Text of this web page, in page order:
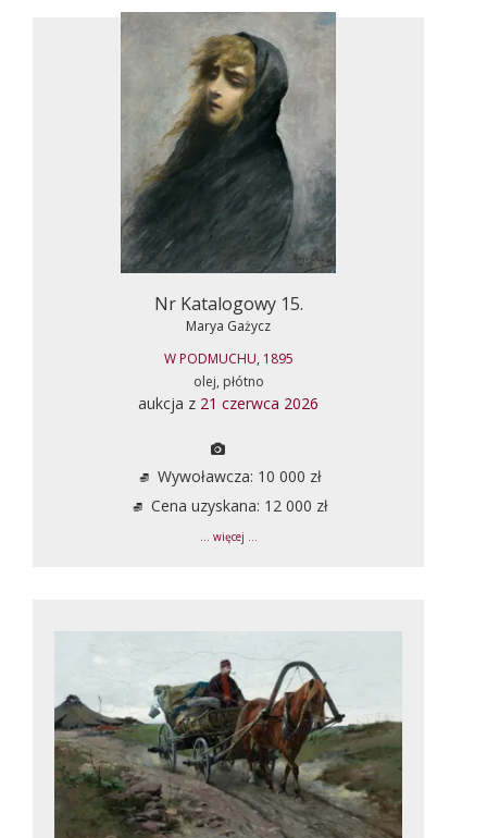
Nr Katalogowy 15.
Marya Gażycz
W PODMUCHU, 1895
olej, płótno
aukcja z 21 czerwca 2026
Wywoławcza: 10 000 zł
Cena uzyskana: 12 000 zł
... więcej ...